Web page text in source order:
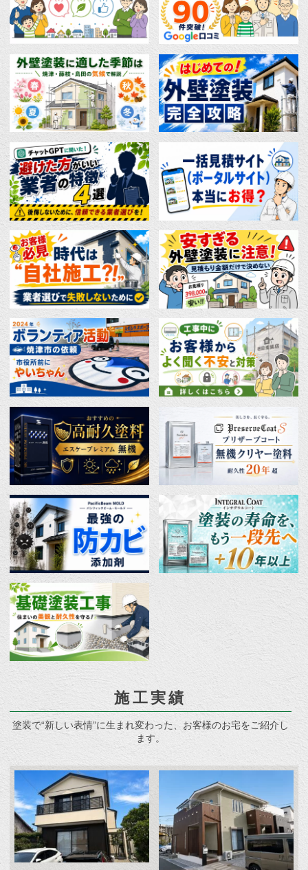
施工実績
塗装で“新しい表情”に生まれ変わった、お客様のお宅をご紹介し
ます。